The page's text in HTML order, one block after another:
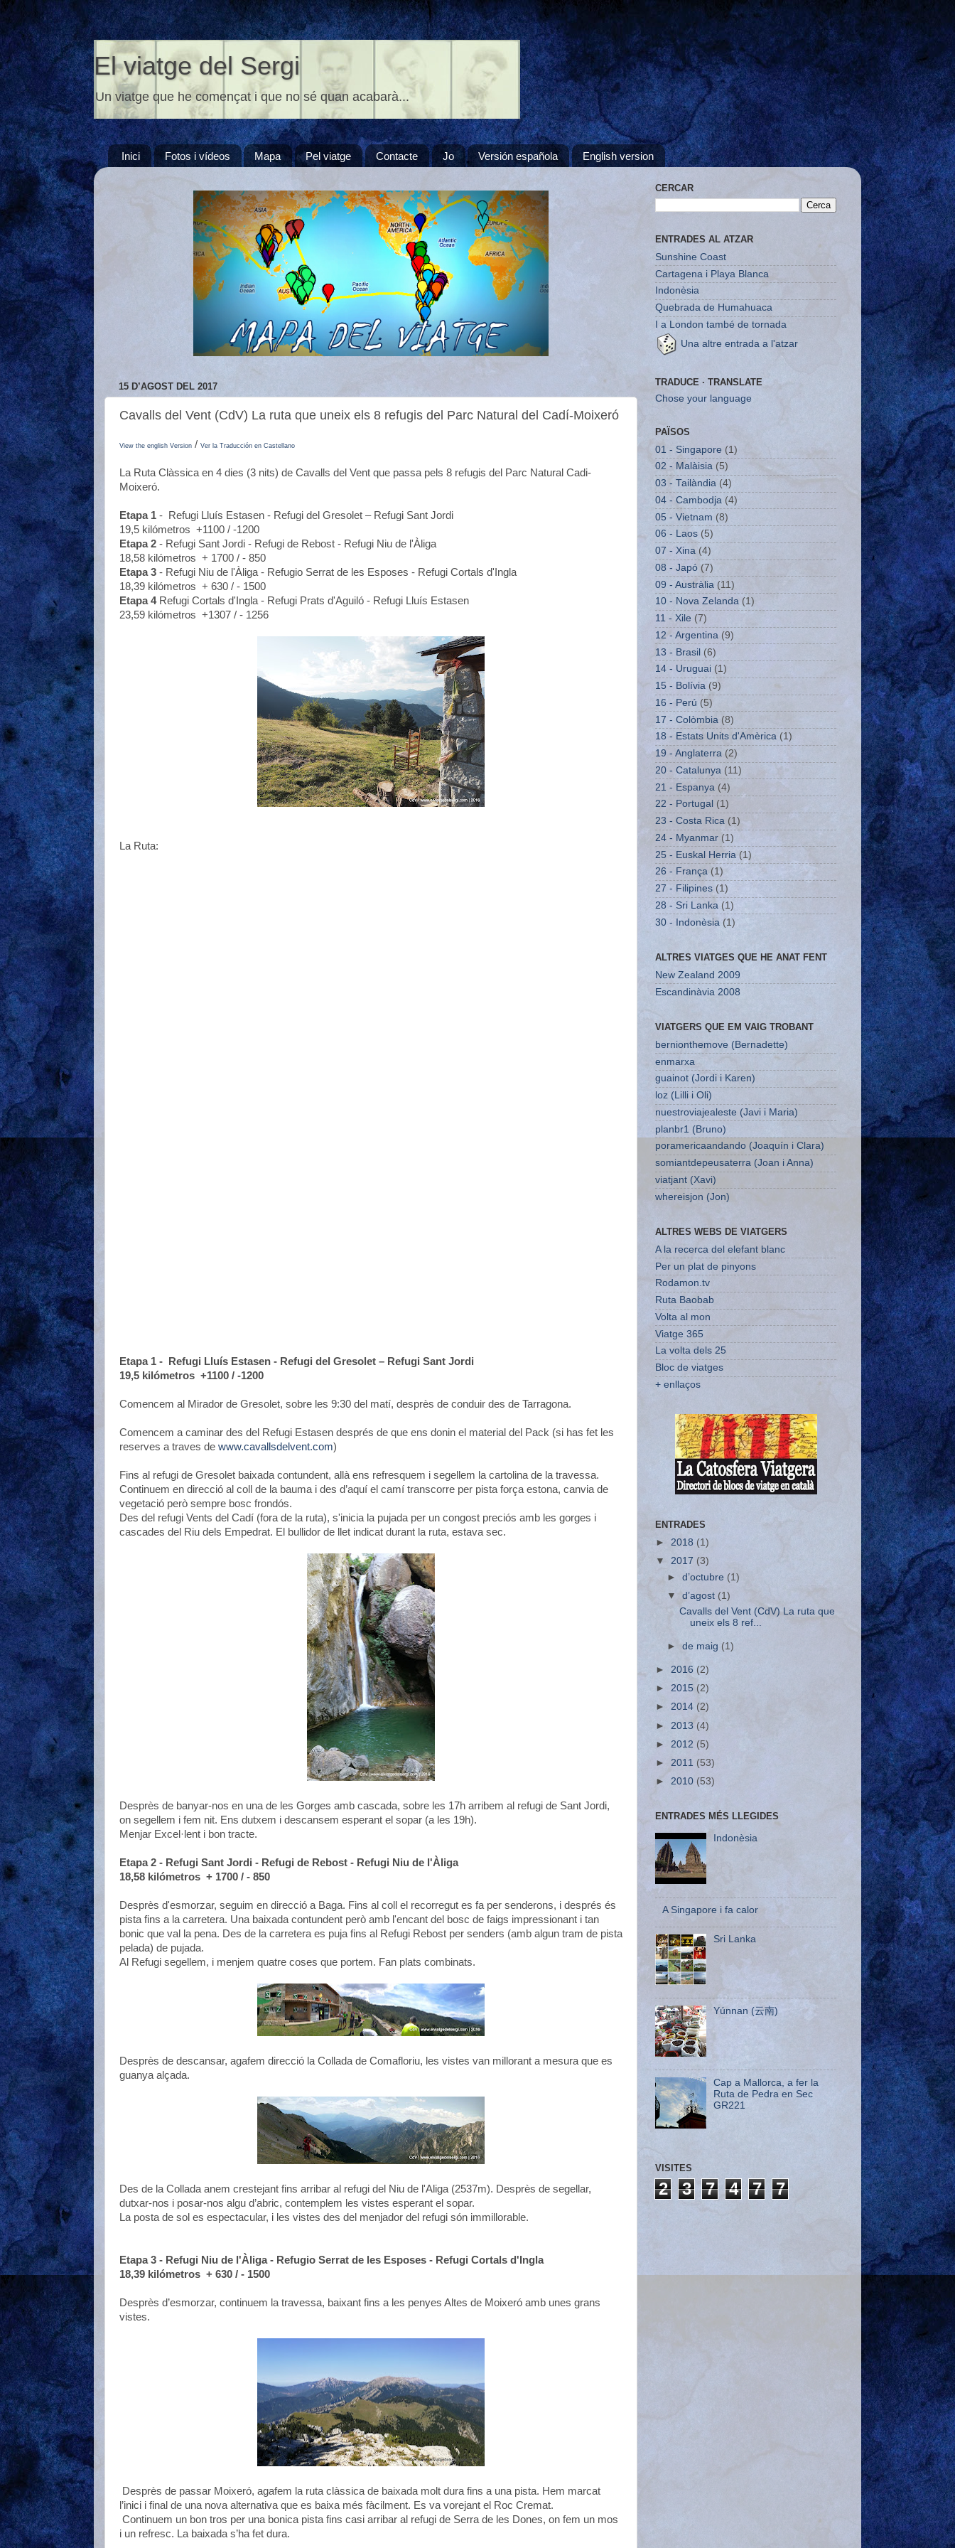
El viatge del Sergi
Un viatge que he començat i que no sé quan acabarà...
Inici Fotos i vídeos Mapa Pel viatge Contacte Jo Versión española English version
15 D’AGOST DEL 2017
Cavalls del Vent (CdV) La ruta que uneix els 8 refugis del Parc Natural del Cadí-Moixeró
View the english Version / Ver la Traducción en Castellano
La Ruta Clàssica en 4 dies (3 nits) de Cavalls del Vent que passa pels 8 refugis del Parc Natural Cadi-
Moixeró.
Etapa 1 - Refugi Lluís Estasen - Refugi del Gresolet – Refugi Sant Jordi
19,5 kilómetros +1100 / -1200
Etapa 2 - Refugi Sant Jordi - Refugi de Rebost - Refugi Niu de l'Àliga
18,58 kilómetros + 1700 / - 850
Etapa 3 - Refugi Niu de l'Àliga - Refugio Serrat de les Esposes - Refugi Cortals d'Ingla
18,39 kilómetros + 630 / - 1500
Etapa 4 Refugi Cortals d'Ingla - Refugi Prats d'Aguiló - Refugi Lluís Estasen
23,59 kilómetros +1307 / - 1256
La Ruta:
Etapa 1 - Refugi Lluís Estasen - Refugi del Gresolet – Refugi Sant Jordi
19,5 kilómetros +1100 / -1200
Comencem al Mirador de Gresolet, sobre les 9:30 del matí, desprès de conduir des de Tarragona.
Comencem a caminar des del Refugi Estasen després de que ens donin el material del Pack (si has fet les
reserves a traves de www.cavallsdelvent.com)
Fins al refugi de Gresolet baixada contundent, allà ens refresquem i segellem la cartolina de la travessa.
Continuem en direcció al coll de la bauma i des d’aquí el camí transcorre per pista força estona, canvia de
vegetació però sempre bosc frondós.
Des del refugi Vents del Cadí (fora de la ruta), s'inicia la pujada per un congost preciós amb les gorges i
cascades del Riu dels Empedrat. El bullidor de llet indicat durant la ruta, estava sec.
Desprès de banyar-nos en una de les Gorges amb cascada, sobre les 17h arribem al refugi de Sant Jordi,
on segellem i fem nit. Ens dutxem i descansem esperant el sopar (a les 19h).
Menjar Excel·lent i bon tracte.
Etapa 2 - Refugi Sant Jordi - Refugi de Rebost - Refugi Niu de l'Àliga
18,58 kilómetros + 1700 / - 850
Desprès d'esmorzar, seguim en direcció a Baga. Fins al coll el recorregut es fa per senderons, i després és
pista fins a la carretera. Una baixada contundent però amb l'encant del bosc de faigs impressionant i tan
bonic que val la pena. Des de la carretera es puja fins al Refugi Rebost per senders (amb algun tram de pista
pelada) de pujada.
Al Refugi segellem, i menjem quatre coses que portem. Fan plats combinats.
Desprès de descansar, agafem direcció la Collada de Comafloriu, les vistes van millorant a mesura que es
guanya alçada.
Des de la Collada anem crestejant fins arribar al refugi del Niu de l'Aliga (2537m). Desprès de segellar,
dutxar-nos i posar-nos algu d’abric, contemplem les vistes esperant el sopar.
La posta de sol es espectacular, i les vistes des del menjador del refugi són immillorable.
Etapa 3 - Refugi Niu de l'Àliga - Refugio Serrat de les Esposes - Refugi Cortals d'Ingla
18,39 kilómetros + 630 / - 1500
Desprès d’esmorzar, continuem la travessa, baixant fins a les penyes Altes de Moixeró amb unes grans
vistes.
Desprès de passar Moixeró, agafem la ruta clàssica de baixada molt dura fins a una pista. Hem marcat
l’inici i final de una nova alternativa que es baixa més fàcilment. Es va vorejant el Roc Cremat.
Continuem un bon tros per una bonica pista fins casi arribar al refugi de Serra de les Dones, on fem un mos
i un refresc. La baixada s’ha fet dura.
CERCAR
ENTRADES AL ATZAR
Sunshine Coast
Cartagena i Playa Blanca
Indonèsia
Quebrada de Humahuaca
I a London també de tornada
Una altre entrada a l'atzar
TRADUCE · TRANSLATE
Chose your language
PAÏSOS
01 - Singapore (1)
02 - Malàisia (5)
03 - Tailàndia (4)
04 - Cambodja (4)
05 - Vietnam (8)
06 - Laos (5)
07 - Xina (4)
08 - Japó (7)
09 - Austràlia (11)
10 - Nova Zelanda (1)
11 - Xile (7)
12 - Argentina (9)
13 - Brasil (6)
14 - Uruguai (1)
15 - Bolívia (9)
16 - Perú (5)
17 - Colòmbia (8)
18 - Estats Units d'Amèrica (1)
19 - Anglaterra (2)
20 - Catalunya (11)
21 - Espanya (4)
22 - Portugal (1)
23 - Costa Rica (1)
24 - Myanmar (1)
25 - Euskal Herria (1)
26 - França (1)
27 - Filipines (1)
28 - Sri Lanka (1)
30 - Indonèsia (1)
ALTRES VIATGES QUE HE ANAT FENT
New Zealand 2009
Escandinàvia 2008
VIATGERS QUE EM VAIG TROBANT
bernionthemove (Bernadette)
enmarxa
guainot (Jordi i Karen)
loz (Lilli i Oli)
nuestroviajealeste (Javi i Maria)
planbr1 (Bruno)
poramericaandando (Joaquín i Clara)
somiantdepeusaterra (Joan i Anna)
viatjant (Xavi)
whereisjon (Jon)
ALTRES WEBS DE VIATGERS
A la recerca del elefant blanc
Per un plat de pinyons
Rodamon.tv
Ruta Baobab
Volta al mon
Viatge 365
La volta dels 25
Bloc de viatges
+ enllaços
ENTRADES
► 2018 (1)
▼ 2017 (3)
►d’octubre (1)
▼d’agost (1)
Cavalls del Vent (CdV) La ruta que
uneix els 8 ref...
►de maig(1)
► 2016 (2)
► 2015 (2)
► 2014 (2)
► 2013 (4)
► 2012 (5)
► 2011 (53)
► 2010 (53)
ENTRADES MÉS LLEGIDES
Indonèsia
A Singapore i fa calor
Sri Lanka
Yúnnan (云南)
Cap a Mallorca, a fer la
Ruta de Pedra en Sec
GR221
VISITES
2 3 7 4 7 7